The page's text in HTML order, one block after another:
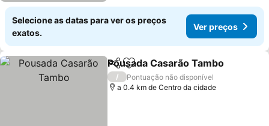
Selecione as datas para ver os preços
exatos.
Ver preços
PartilharAdicionar aos favoritos
Pousada Casarão Tambo
/
Pontuação não disponível
a 0.4 km de Centro da cidade